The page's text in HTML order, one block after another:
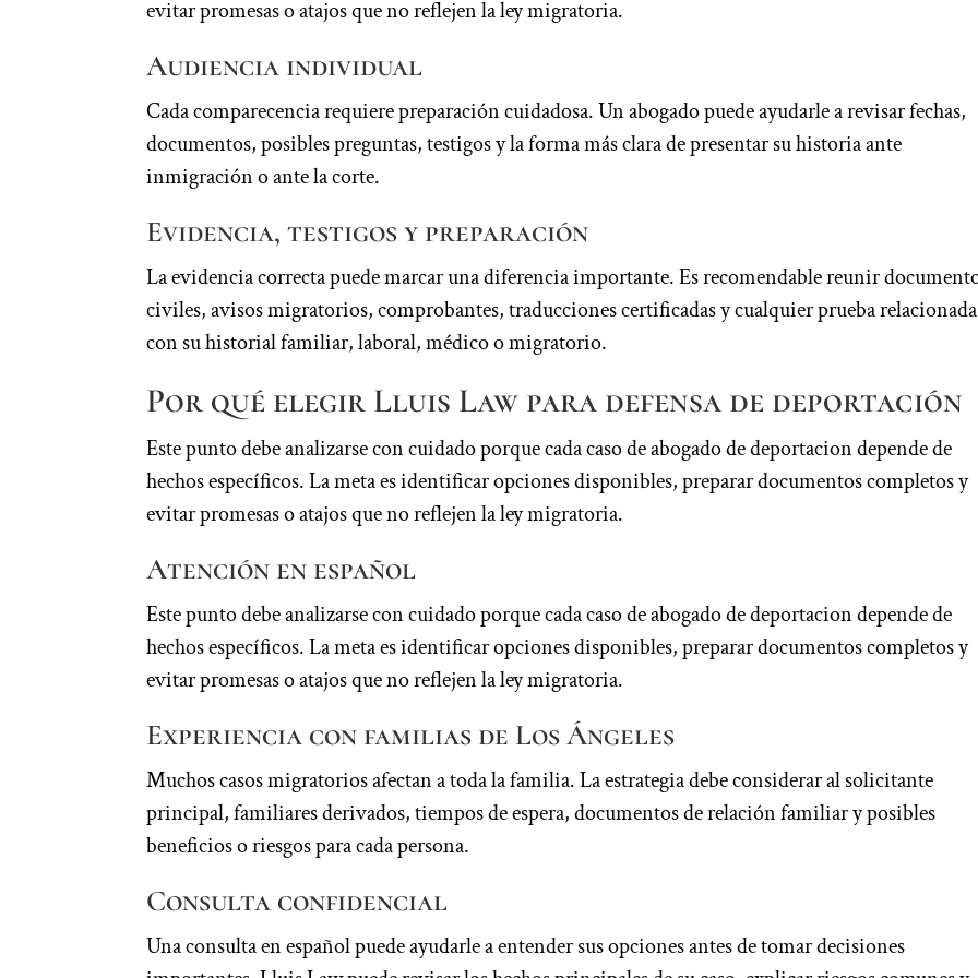
evitar promesas o atajos que no reflejen la ley migratoria.
Audiencia individual
Cada comparecencia requiere preparación cuidadosa. Un abogado puede ayudarle a revisar fechas,
documentos, posibles preguntas, testigos y la forma más clara de presentar su historia ante
inmigración o ante la corte.
Evidencia, testigos y preparación
La evidencia correcta puede marcar una diferencia importante. Es recomendable reunir
civiles, avisos migratorios, comprobantes, traducciones certificadas y cualquier prueba relacionada
con su historial familiar, laboral, médico o migratorio.
Por qué elegir Lluis Law para defensa de deportación
Este punto debe analizarse con cuidado porque cada caso de abogado de deportacion depende de
hechos específicos. La meta es identificar opciones disponibles, preparar documentos completos y
evitar promesas o atajos que no reflejen la ley migratoria.
Atención en español
Este punto debe analizarse con cuidado porque cada caso de abogado de deportacion depende de
hechos específicos. La meta es identificar opciones disponibles, preparar documentos completos y
evitar promesas o atajos que no reflejen la ley migratoria.
Experiencia con familias de Los Ángeles
Muchos casos migratorios afectan a toda la familia. La estrategia debe considerar al solicitante
principal, familiares derivados, tiempos de espera, documentos de relación familiar y posibles
beneficios o riesgos para cada persona.
Consulta confidencial
Una consulta en español puede ayudarle a entender sus opciones antes de tomar decisiones